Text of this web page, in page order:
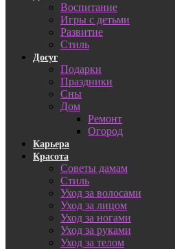
Воспитание
Игры с детьми
Развитие
Стиль
Досуг
Подарки
Праздники
Сны
Дом
Ремонт
Огород
Карьера
Красота
Советы дамам
Стиль
Уход за волосами
Уход за лицом
Уход за ногами
Уход за руками
Уход за телом